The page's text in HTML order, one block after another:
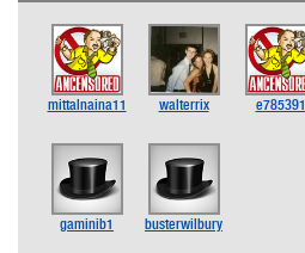
mittalnaina11 walterrix e785391
gaminib1 busterwilbury